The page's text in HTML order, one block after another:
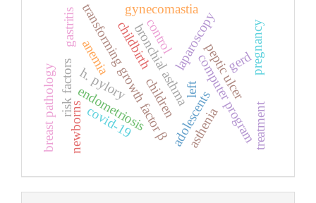
children
bronchial asthma
control
transforming growth factor βlaparoscopy
endometriosis
risk factors computer program
adolescents
gynecomastia
breast pathology h. pylory peptic ulcer
gastritis
gerdpregnancy
childbirth
newborns treatment
covid-19 asthenia
anemia
left